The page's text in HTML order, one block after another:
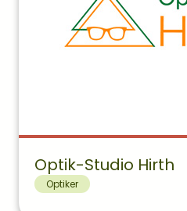
Optik-Studio Hirth
Optiker
Adresse:
Marktstraße 17, 35075
Öffnungszeiten:
Montag-Freitag: